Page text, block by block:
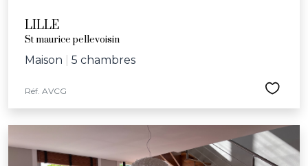
LILLE
St maurice pellevoisin
Maison 5 chambres
Réf. AVCG